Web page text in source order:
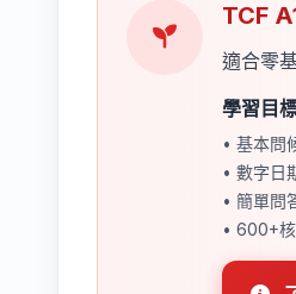
TCF
適合零
學習目
• 基本問
• 數字日
• 簡單問
• 600+